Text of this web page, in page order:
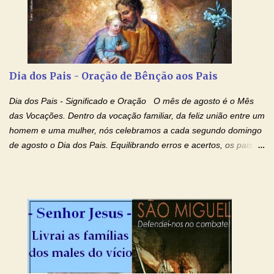
o mesmo Espírito e gozemos sempre da sua consolação. Por
Cristo, Senhor Nosso. Amém. Creio: Creio em Deus Pai Todo-
Poderoso, Criador do céu e da terra; e em Jesus Cristo, seu
único Filho, nosso Senhor; que foi concebido pelo poder do Espí­
foi crucificado, morto e sepultado. Desceu à mansão dos mortos;
ressuscitou ao terceiro dia; subiu aos céus, está sentado à direita
de Deus Pai todo-poderoso, donde há de vir a julgar os v...
Dia dos Pais - Oração de Bênção aos Pais
Dia dos Pais - Significado e Oração O mês de agosto é o Mês
das Vocações. Dentro da vocação familiar, da feliz união entre um
homem e uma mulher, nós celebramos a cada segundo domingo
de agosto o Dia dos Pais. Equilibrando erros e acertos, os pais
conforto, boa alimentação, educação de qualidade. E, em geral,
procuram orientá-los para que enfrentem o mundo, com suas
alegrias, com seus dissabores. Acompanham-nos em suas
vitórias, em seus fracassos, em suas lutas. É claro que há
exceções, mas essas exceções só confirmam uma regra porque